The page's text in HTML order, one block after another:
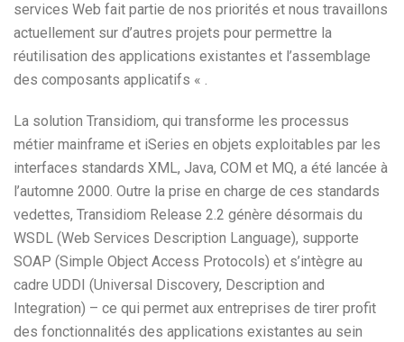
services Web fait partie de nos priorités et nous travaillons
actuellement sur d’autres projets pour permettre la
réutilisation des applications existantes et l’assemblage
des composants applicatifs « .
La solution Transidiom, qui transforme les processus
métier mainframe et iSeries en objets exploitables par les
interfaces standards XML, Java, COM et MQ, a été lancée à
l’automne 2000. Outre la prise en charge de ces standards
vedettes, Transidiom Release 2.2 génère désormais du
WSDL (Web Services Description Language), supporte
SOAP (Simple Object Access Protocols) et s’intègre au
cadre UDDI (Universal Discovery, Description and
Integration) – ce qui permet aux entreprises de tirer profit
des fonctionnalités des applications existantes au sein